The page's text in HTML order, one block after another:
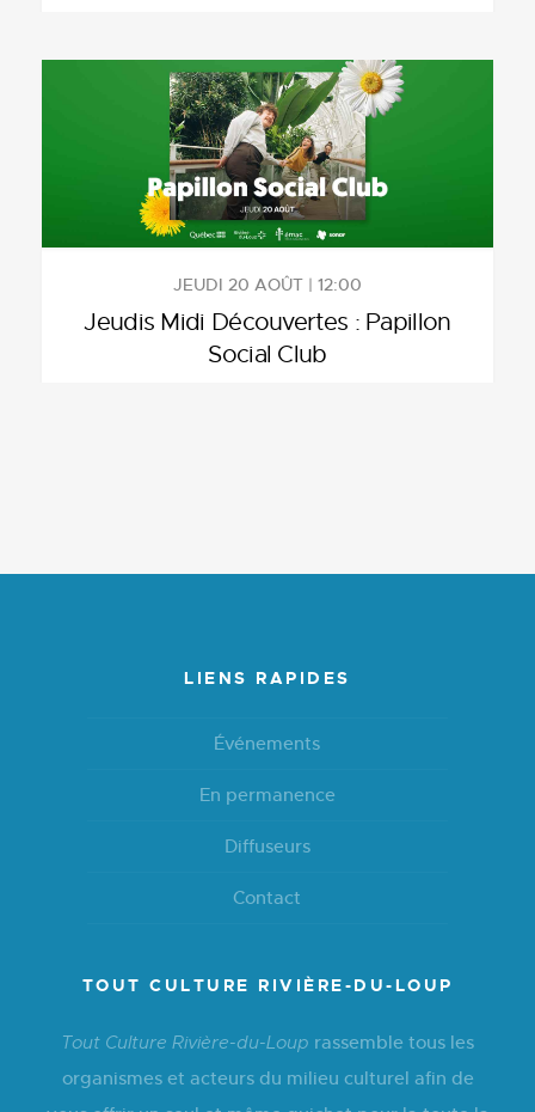
JEUDI 20 AOÛT | 12:00
Jeudis Midi Découvertes : Papillon
Social Club
LIENS RAPIDES
Événements
En permanence
Diffuseurs
Contact
TOUT CULTURE RIVIÈRE-DU-LOUP
Tout Culture Rivière-du-Loup rassemble tous les
organismes et acteurs du milieu culturel afin de